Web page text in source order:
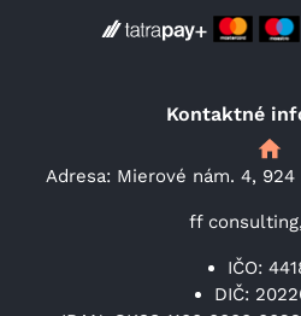
Kontaktné
Adresa: Mierové nám. 4,
ff
IČO:
DIČ: